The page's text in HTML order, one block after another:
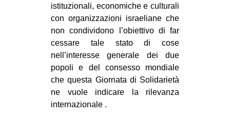
istituzionali, economiche e culturali
con organizzazioni israeliane che
non condividono l’obiettivo di far
cessare tale stato di cose
nell’interesse generale dei due
popoli e del consesso mondiale
che questa Giornata di Solidarietà
ne vuole indicare la rilevanza
internazionale .